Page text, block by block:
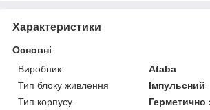
Характеристики
Основні
Виробник
Ataba
Тип блоку живлення
Імпульсний
Тип корпусу
Герметично